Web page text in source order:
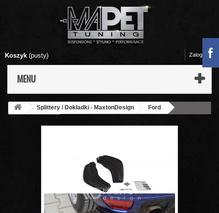
Koszyk (pusty)
MENU
Zaloguj się
Splittery / Dokładki - MaxtonDesign
Ford